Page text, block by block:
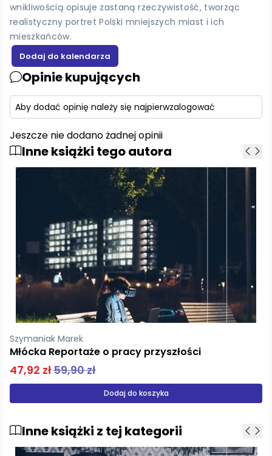
wnikliwością opisuje zastaną rzeczywistość, tworząc
realistyczny portret Polski mniejszych miast i ich
mieszkańców.
Opinie kupujących
Aby dodać opinię należy się najpierwzalogować
Jeszcze nie dodano żadnej opinii
Inne książki tego autora
Szymaniak Marek
Młócka Reportaże o pracy przyszłości
47,92 zł59,90 zł
Dodaj do koszyka
Inne książki z tej kategorii